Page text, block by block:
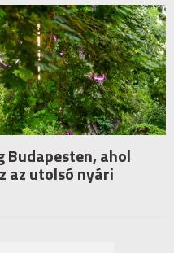
Budapesten, ahol
az utolsó nyári